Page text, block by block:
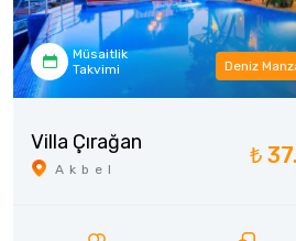
Müsaitlik
Takvimi
Deniz
Villa Çırağan
Akbel
₺